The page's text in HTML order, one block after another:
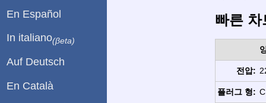
빠른
전압:
플러그 형:
En Español
In italiano(βeta)
Auf Deutsch
En Català